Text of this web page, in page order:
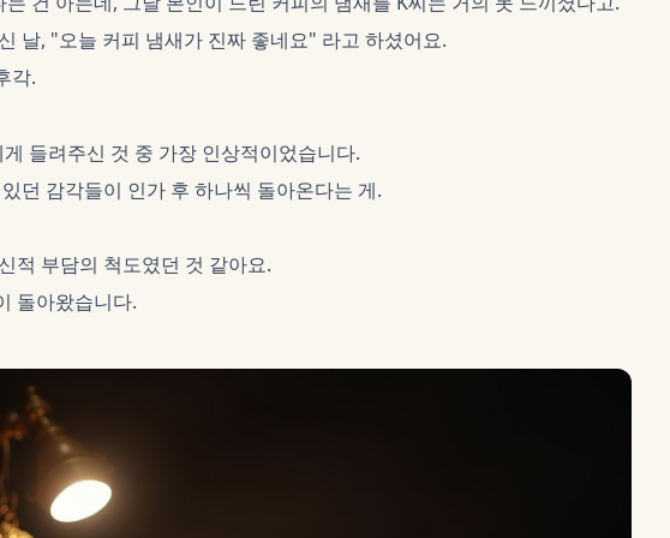
날, "오늘 커피 냄새가 진짜 좋네요" 라고 하셨어요.
각.
들려주신 것 중 가장 인상적이었습니다.
던 감각들이 인가 후 하나씩 돌아온다는 게.
적 부담의 척도였던 것 같아요.
돌아왔습니다.